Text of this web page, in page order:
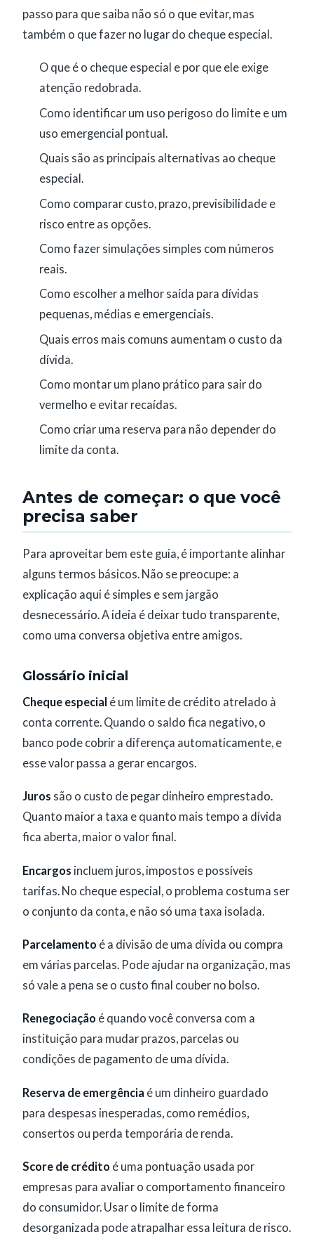
passo para que saiba não só o que evitar, mas
também o que fazer no lugar do cheque especial.
O que é o cheque especial e por que ele exige
atenção redobrada.
Como identificar um uso perigoso do limite e um
uso emergencial pontual.
Quais são as principais alternativas ao cheque
especial.
Como comparar custo, prazo, previsibilidade e
risco entre as opções.
Como fazer simulações simples com números
reais.
Como escolher a melhor saída para dívidas
pequenas, médias e emergenciais.
Quais erros mais comuns aumentam o custo da
dívida.
Como montar um plano prático para sair do
vermelho e evitar recaídas.
Como criar uma reserva para não depender do
limite da conta.
Antes de começar: o que você
precisa saber
Para aproveitar bem este guia, é importante alinhar
alguns termos básicos. Não se preocupe: a
explicação aqui é simples e sem jargão
desnecessário. A ideia é deixar tudo transparente,
como uma conversa objetiva entre amigos.
Glossário inicial
Cheque especial é um limite de crédito atrelado à
conta corrente. Quando o saldo fica negativo, o
banco pode cobrir a diferença automaticamente, e
esse valor passa a gerar encargos.
Juros são o custo de pegar dinheiro emprestado.
Quanto maior a taxa e quanto mais tempo a dívida
fica aberta, maior o valor final.
Encargos incluem juros, impostos e possíveis
tarifas. No cheque especial, o problema costuma ser
o conjunto da conta, e não só uma taxa isolada.
Parcelamento é a divisão de uma dívida ou compra
em várias parcelas. Pode ajudar na organização, mas
só vale a pena se o custo final couber no bolso.
Renegociação é quando você conversa com a
instituição para mudar prazos, parcelas ou
condições de pagamento de uma dívida.
Reserva de emergência é um dinheiro guardado
para despesas inesperadas, como remédios,
consertos ou perda temporária de renda.
Score de crédito é uma pontuação usada por
empresas para avaliar o comportamento financeiro
do consumidor. Usar o limite de forma
desorganizada pode atrapalhar essa leitura de risco.